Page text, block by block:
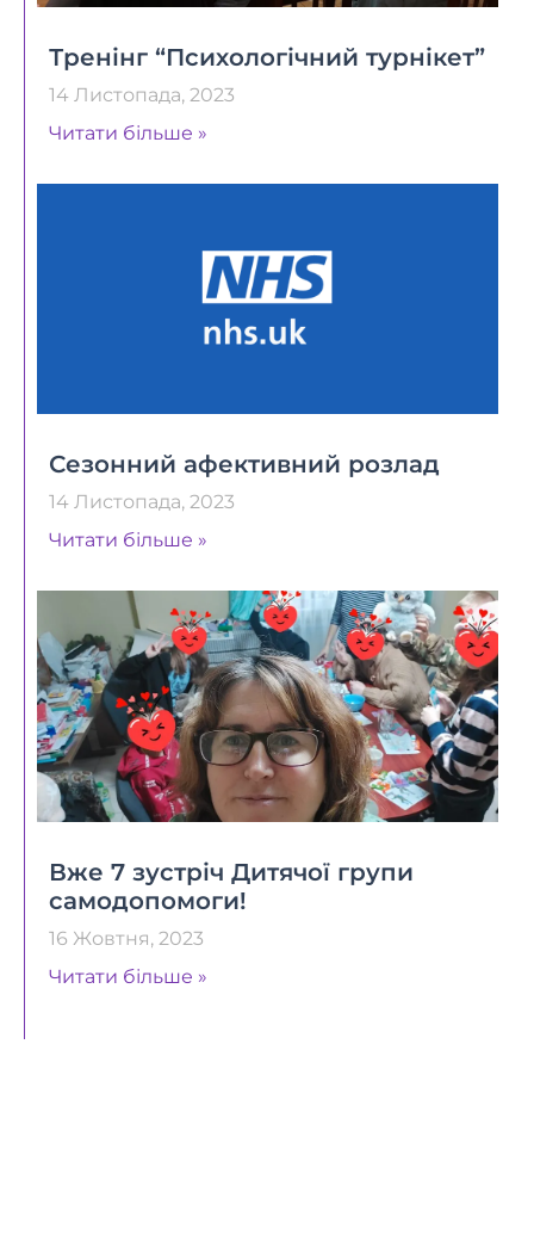
Тренінг “Психологічний турнікет”
14 Листопада, 2023
Читати більше »
Сезонний афективний розлад
14 Листопада, 2023
Читати більше »
Вже 7 зустріч Дитячої групи
самодопомоги!
16 Жовтня, 2023
Читати більше »